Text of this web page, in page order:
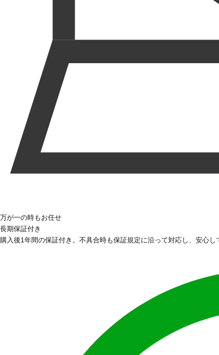
万が一の時もお任せ
長期保証付き
購入後1年間の保証付き。不具合時も保証規定に沿って対応し、安心